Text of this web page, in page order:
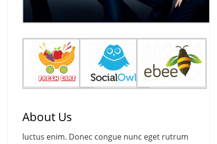
About Us
luctus enim. Donec congue nunc eget rutrum